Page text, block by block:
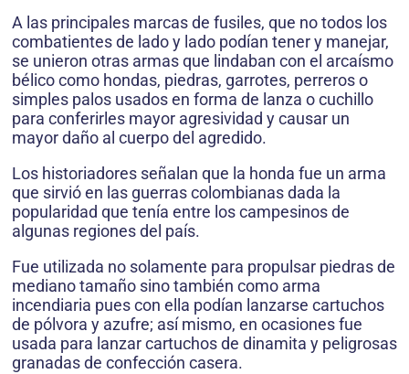
A las principales marcas de fusiles, que no todos los
combatientes de lado y lado podían tener y manejar,
se unieron otras armas que lindaban con el arcaísmo
bélico como hondas, piedras, garrotes, perreros o
simples palos usados en forma de lanza o cuchillo
para conferirles mayor agresividad y causar un
mayor daño al cuerpo del agredido.
Los historiadores señalan que la honda fue un arma
que sirvió en las guerras colombianas dada la
popularidad que tenía entre los campesinos de
algunas regiones del país.
Fue utilizada no solamente para propulsar piedras de
mediano tamaño sino también como arma
incendiaria pues con ella podían lanzarse cartuchos
de pólvora y azufre; así mismo, en ocasiones fue
usada para lanzar cartuchos de dinamita y peligrosas
granadas de confección casera.